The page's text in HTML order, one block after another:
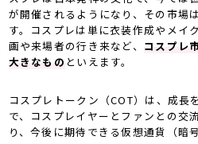
が開催されるようになり、その市場は
す。コスプレは単に衣装作成やメイ
画や来場者の行き来など、 コスプレ
大きなもの といえます。
コスプレトークン（COT）は、成長
で、コスプレイヤーとファンとの交
り、今後に期待できる仮想通貨（暗